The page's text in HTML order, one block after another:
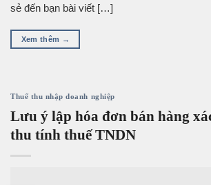
sẻ đến bạn bài viết […]
Xem thêm →
Thuế thu nhập doanh nghiệp
Lưu ý lập hóa đơn bán hàng
thu tính thuế TNDN